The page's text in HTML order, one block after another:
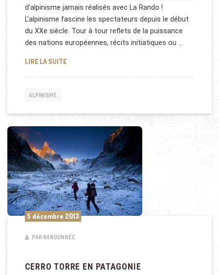
d’alpinisme jamais réalisés avec La Rando !
L’alpinisme fascine les spectateurs depuis le début
du XXe siècle. Tour à tour reflets de la puissance
des nations européennes, récits initiatiques ou …
LIRE LA SUITEMEILLEURS FILMS D’ALPINISME
ALPINISME
5 décembre 2013
PAR RANDONNÉE
CERRO TORRE EN PATAGONIE